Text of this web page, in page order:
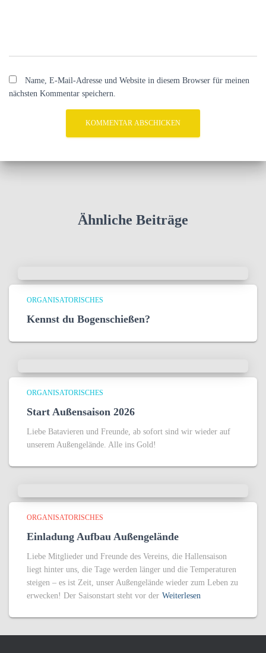
Name, E-Mail-Adresse und Website in diesem Browser für meinen
nächsten Kommentar speichern.
Ähnliche Beiträge
ORGANISATORISCHES
Kennst du Bogenschießen?
ORGANISATORISCHES
Start Außensaison 2026
Liebe Batavieren und Freunde, ab sofort sind wir wieder auf
unserem Außengelände. Alle ins Gold!
ORGANISATORISCHES
Einladung Aufbau Außengelände
Liebe Mitglieder und Freunde des Vereins, die Hallensaison
liegt hinter uns, die Tage werden länger und die Temperaturen
steigen – es ist Zeit, unser Außengelände wieder zum Leben zu
erwecken! Der Saisonstart steht vor der Weiterlesen